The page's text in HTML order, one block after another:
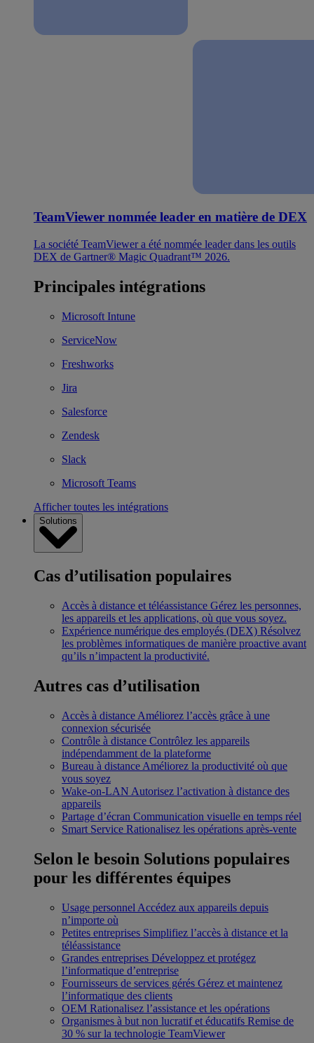
TeamViewer nommée leader en matière de DEX
La société TeamViewer a été nommée leader dans les outils
DEX de Gartner® Magic Quadrant™ 2026.
Principales intégrations
Microsoft Intune
ServiceNow
Freshworks
Jira
Salesforce
Zendesk
Slack
Microsoft Teams
Afficher toutes les intégrations
Solutions
Cas d’utilisation populaires
Accès à distance et téléassistance Gérez les personnes,
les appareils et les applications, où que vous soyez.
Expérience numérique des employés (DEX) Résolvez
les problèmes informatiques de manière proactive avant
qu’ils n’impactent la productivité.
Autres cas d’utilisation
Accès à distance Améliorez l’accès grâce à une
connexion sécurisée
Contrôle à distance Contrôlez les appareils
indépendamment de la plateforme
Bureau à distance Améliorez la productivité où que
vous soyez
Wake-on-LAN Autorisez l’activation à distance des
appareils
Partage d’écran Communication visuelle en temps réel
Smart Service Rationalisez les opérations après-vente
Selon le besoin Solutions populaires
pour les différentes équipes
Usage personnel Accédez aux appareils depuis
n’importe où
Petites entreprises Simplifiez l’accès à distance et la
téléassistance
Grandes entreprises Développez et protégez
l’informatique d’entreprise
Fournisseurs de services gérés Gérez et maintenez
l’informatique des clients
OEM Rationalisez l’assistance et les opérations
Organismes à but non lucratif et éducatifs Remise de
30 % sur la technologie TeamViewer